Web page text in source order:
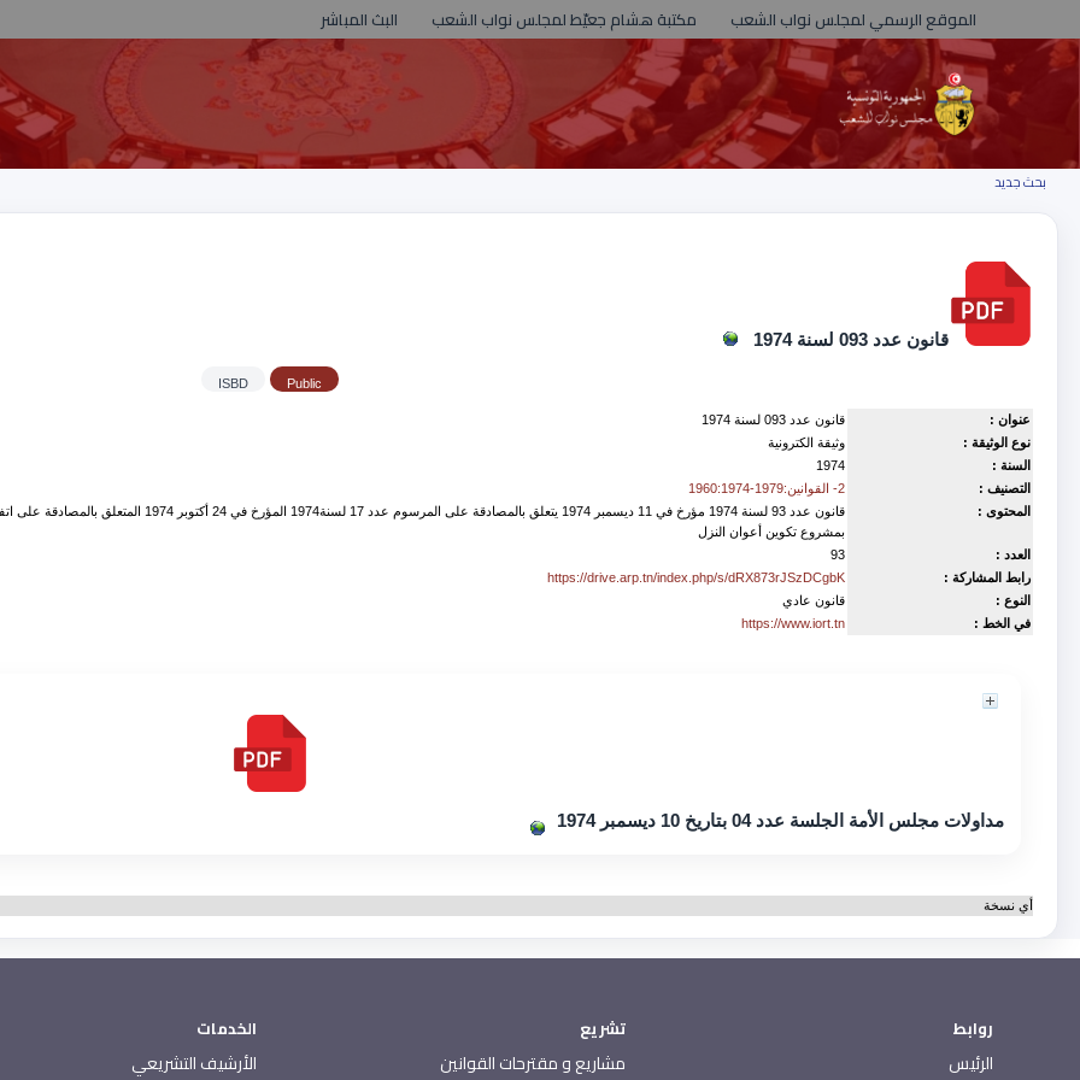
الموقع الرسمي لمجلس نواب الشعب مكتبة هشام جعيّط لمجلس نواب الشعب البث المباشر
بحث جديد
قانون عدد 093 لسنة 1974
Public
ISBD
عنوان :
قانون عدد 093 لسنة 1974
نوع الوثيقة :
وثيقة الكترونية
السنة :
1974
التصنيف :
2- القوانين:1979-1960:1974
المحتوى :
بمشروع تكوين أعوان النزل
العدد :
93
رابط المشاركة :
https://drive.arp.tn/index.php/s/dRX873rJSzDCgbK
النوع :
قانون عادي
في الخط :
https://www.iort.tn
مداولات مجلس الأمة الجلسة عدد 04 بتاريخ 10 ديسمبر 1974
أي نسخة
روابط
الرئيس
تشريع
مشاريع و مقترحات القوانين
الخدمات
الأرشيف التشريعي